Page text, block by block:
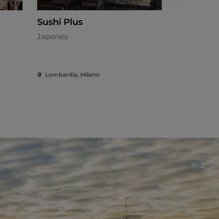
Sushi Plus
Japonés
Lombardia, Milano